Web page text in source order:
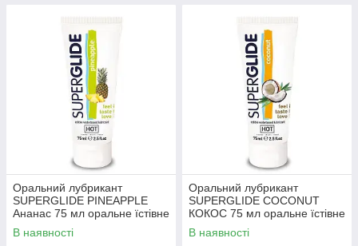
Оральний лубрикант
SUPERGLIDE PINEAPPLE
Ананас 75 мл оральне їстівне
мастило на водній основі для
миг'єта
В наявності
Оральний лубрикант
SUPERGLIDE COCONUT
КОКОС 75 мл оральне їстівне
мастило на водній основі для
миття
В наявності